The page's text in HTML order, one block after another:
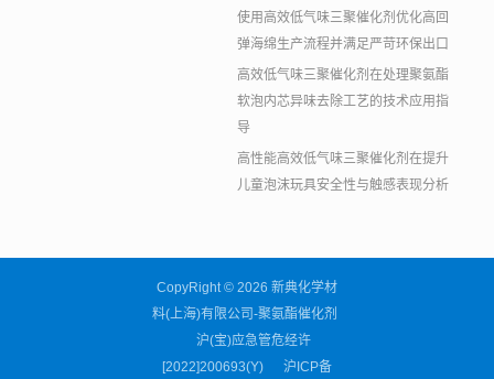
使用高效低气味三聚催化剂优化高回
弹海绵生产流程并满足严苛环保出口
高效低气味三聚催化剂在处理聚氨酯
软泡内芯异味去除工艺的技术应用指
导
高性能高效低气味三聚催化剂在提升
儿童泡沫玩具安全性与触感表现分析
CopyRight © 2026 新典化学材
料(上海)有限公司-聚氨酯催化剂
沪(宝)应急管危经许
[2022]200693(Y) 沪ICP备